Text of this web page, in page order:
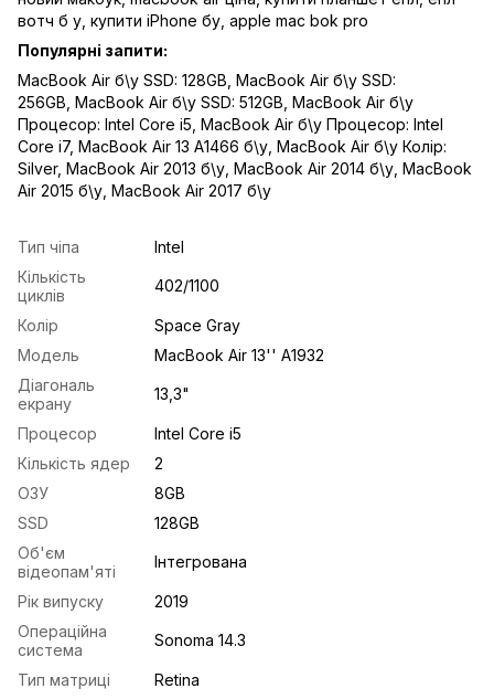
вотч б у, купити iPhone бу, apple mac bok pro
Популярні запити:
MacBook Air б\у SSD: 128GB MacBook Air б\у SSD:
256GB MacBook Air б\у SSD: 512GB MacBook Air б\у
Процесор: Intel Core i5 MacBook Air б\у Процесор: Intel
Core i7, MacBook Air 13 A1466 б\у MacBook Air б\у Колір:
Silver, MacBook Air 2013 б\у MacBook Air 2014 б\у MacBook
Air 2015 б\у MacBook Air 2017 б\у
Тип чіпа
Intel
Кількість
циклів
402/1100
Колір
Space Gray
Модель
MacBook Air 13'' A1932
Діагональ
екрану
13,3"
Процесор
Intel Core i5
Кількість ядер
2
ОЗУ
8GB
SSD
128GB
Об'єм
відеопам'яті
Інтегрована
Рік випуску
2019
Операційна
система
Sonoma 14.3
Тип матриці
Retina